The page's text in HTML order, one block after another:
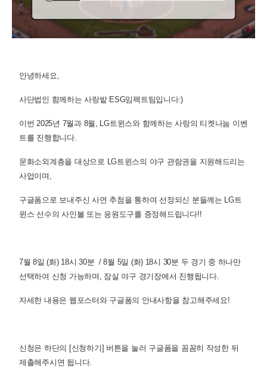
안녕하세요,
사단법인 함께하는 사랑밭 ESG임팩트팀입니다:)
이번 2025년 7월과 8월, LG트윈스와 함께하는 사랑의 티켓나눔 이벤
트를 진행합니다.
문화소외계층을 대상으로 LG트윈스의 야구 관람권을 지원해드리는
사업이며,
구글폼으로 보내주신 사연 추첨을 통하여 선정되신 분들께는 LG트
윈스 선수의 사인볼 또는 응원도구를 증정해드립니다!!
7월 8일 (화) 18시 30분 / 8월 5일 (화) 18시 30분 두 경기 중 하나만
선택하여 신청 가능하며, 잠실 야구 경기장에서 진행됩니다.
자세한 내용은 웹포스터와 구글폼의 안내사항을 참고해주세요!
신청은 하단의 [신청하기] 버튼을 눌러 구글폼을 꼼꼼히 작성한 뒤
제출해주시면 됩니다.